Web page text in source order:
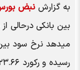
به گزارشنبض
بین بانکی درحالی
میدهد نرخ سود